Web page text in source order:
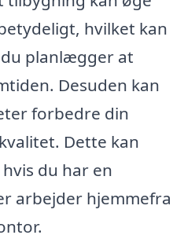
hvilket kan
planlægger at
Desuden kan
forbedre din
Dette kan
du har en
arbejder hjemmefra